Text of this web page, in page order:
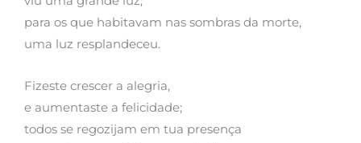
para os que habitavam nas sombras da morte,
uma luz resplandeceu.
Fizeste crescer a alegria,
e aumentaste a felicidade;
todos se regozijam em tua presença